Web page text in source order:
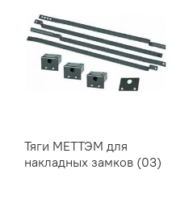
Тяги МЕТТЭМ для
накладных замков (03)